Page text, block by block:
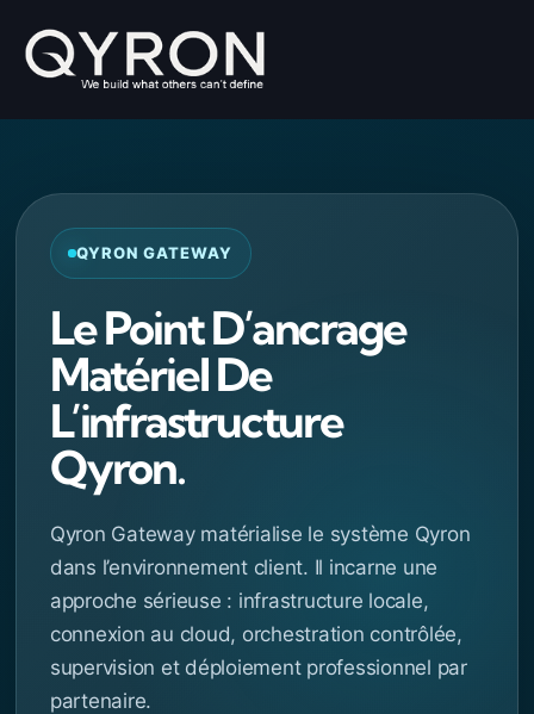
QYRON GATEWAY
Le Point D’ancrage
Matériel De
L’infrastructure
Qyron.
Qyron Gateway matérialise le système Qyron
dans l’environnement client. Il incarne une
approche sérieuse : infrastructure locale,
connexion au cloud, orchestration contrôlée,
supervision et déploiement professionnel par
partenaire.